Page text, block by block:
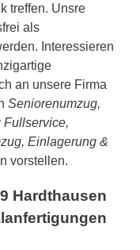
treffen. Unsre
als
Interessieren
an unsere Firma
Seniorenumzug,
Fullservice,
Einlagerung &
vorstellen.
Hardthausen